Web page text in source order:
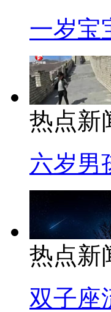
一岁宝
热点新
六岁男
热点新
双子座